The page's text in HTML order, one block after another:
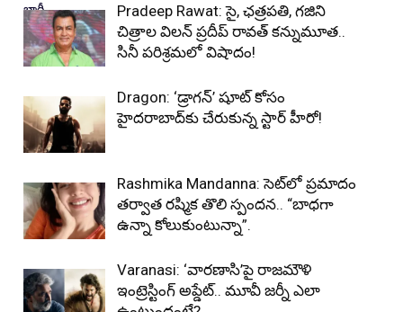
Pradeep Rawat: సై, ఛత్రపతి, గజిని
చిత్రాల విలన్ ప్రదీప్ రావత్ కన్నుమూత..
సినీ పరిశ్రమలో విషాదం!
Dragon: ‘డ్రాగన్’ షూట్ కోసం
హైదరాబాద్‌కు చేరుకున్న స్టార్ హీరో!
Rashmika Mandanna: సెట్‌లో ప్రమాదం
తర్వాత రష్మిక తొలి స్పందన.. “బాధగా
ఉన్నా కోలుకుంటున్నా”.
Varanasi: ‘వారణాసి’పై రాజమౌళి
ఇంట్రెస్టింగ్ అప్డేట్.. మూవీ జర్నీ ఎలా